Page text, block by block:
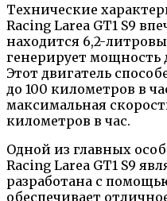
Технические
Racing Larea GT1 S9
находится 6,2-
генерирует мощность
Этот двигатель
до 100 километров в
максимальная
километров в час.
Одной из главных
Racing Larea GT1 S9
разработана с
обеспечивает